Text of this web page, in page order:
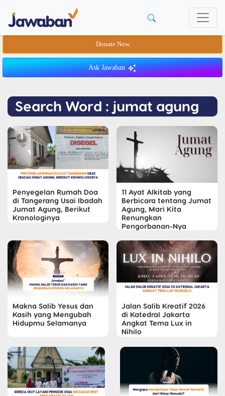
Donate Now
Ask Jawaban
Search Word : jumat agung
Penyegelan Rumah Doa
di Tangerang Usai Ibadah
Jumat Agung, Berikut
Kronologinya
11 Ayat Alkitab yang
Berbicara tentang Jumat
Agung, Mari Kita
Renungkan
Pengorbanan-Nya
Makna Salib Yesus dan
Kasih yang Mengubah
Hidupmu Selamanya
Jalan Salib Kreatif 2026
di Katedral Jakarta
Angkat Tema Lux in
Nihilo